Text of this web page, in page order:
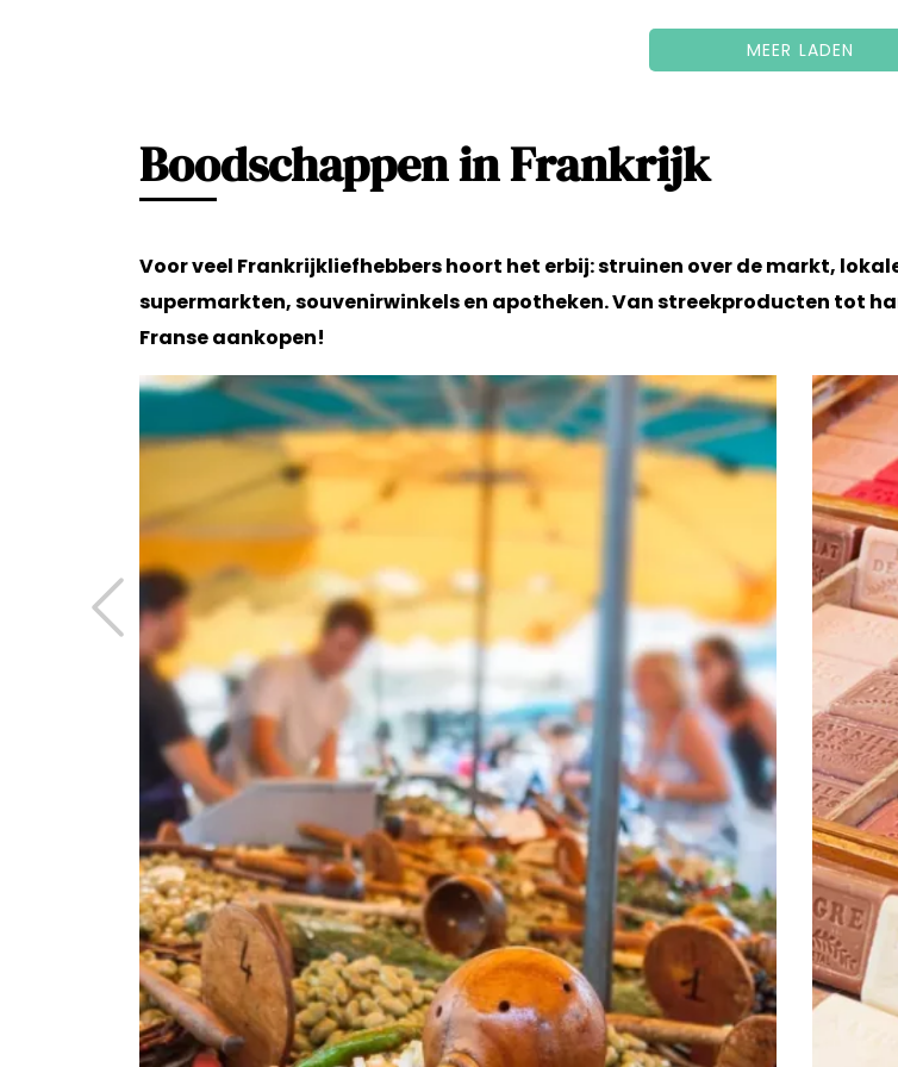
MEER LADEN
Boodschappen in Frankrijk
Voor veel Frankrijkliefhebbers hoort het erbij: struinen over de markt,
supermarkten, souvenirwinkels en apotheken. Van streekproducten tot
Franse aankopen!